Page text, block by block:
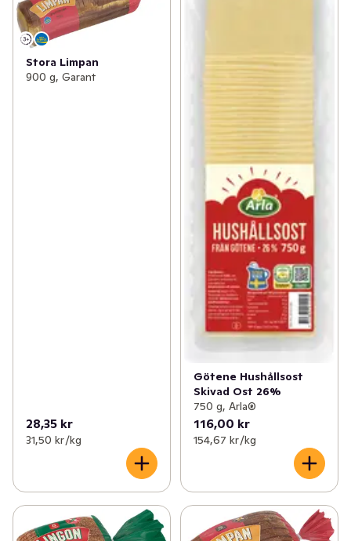
Stora Limpan
900 g, Garant
28,35 kr
31,50 kr /kg
Götene Hushållsost
Skivad Ost 26%
750 g, Arla®
116,00 kr
154,67 kr /kg